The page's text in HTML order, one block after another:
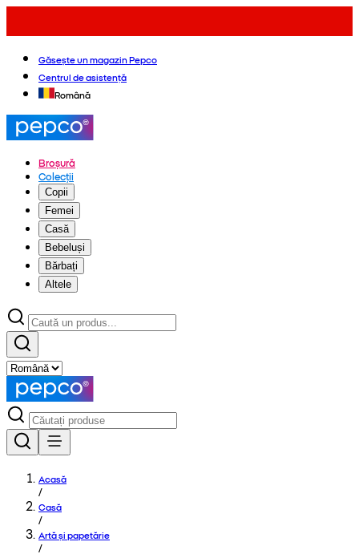
Găsește un magazin Pepco
Centrul de asistență
Română
Broșură
Colecții
Copii
Femei
Casă
Bebeluși
Bărbați
Altele
Acasă
/
Casă
/
Artă și papetărie
/